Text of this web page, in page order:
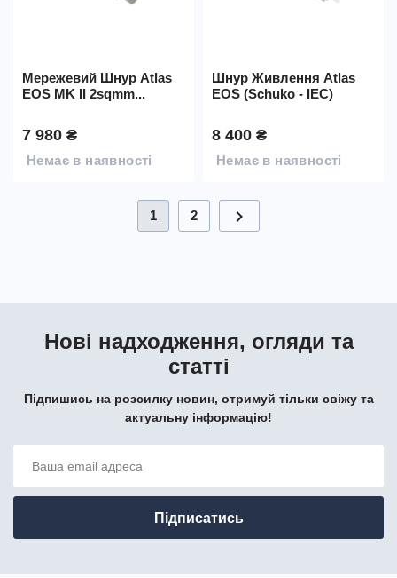
Мережевий Шнур Atlas
EOS MK II 2sqmm...
7 980 ₴
Немає в наявності
Шнур Живлення Atlas
EOS (Schuko - IEC)
8 400 ₴
Немає в наявності
1 2 chevron_right
Нові надходження, огляди та
статті
Підпишись на розсилку новин, отримуй тільки свіжу та
актуальну інформацію!